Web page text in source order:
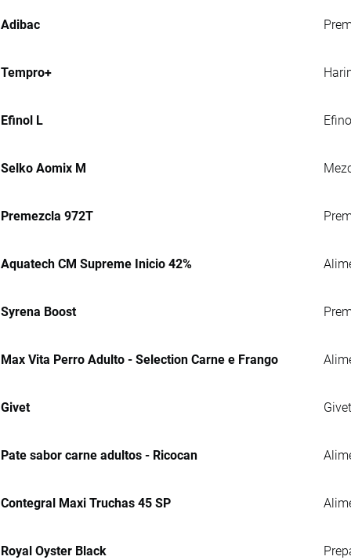
Adibac
Tempro+
Efinol L
Selko Aomix M
Premezcla 972T
Aquatech CM Supreme Inicio 42%
Syrena Boost
Max Vita Perro Adulto - Selection Carne e Frango
Givet
Pate sabor carne adultos - Ricocan
Contegral Maxi Truchas 45 SP
Royal Oyster Black